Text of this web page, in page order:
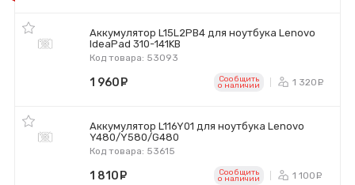
Аккумулятор L15L2PB4 для ноутбука Lenovo
IdeaPad 310-141KB
Код товара: 53093
1 960 Сообщить
o наличии 1 320
Аккумулятор L116Y01 для ноутбука Lenovo
Y480/Y580/G480
Код товара: 53615
1 810 Сообщить
o наличии 1 100